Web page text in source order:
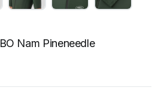
Nam Pineneedle